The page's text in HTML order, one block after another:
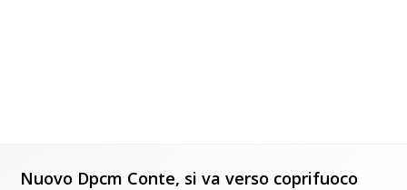
Nuovo Dpcm Conte, si va verso coprifuoco